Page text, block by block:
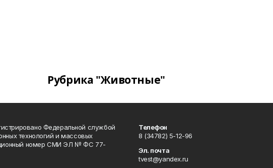
Рубрика "Животные"
Федеральной службой
технологий и массовых
номер СМИ ЭЛ № ФС 77-
Телефон
8 (34782) 5-12-96
Эл. почта
tvest@yandex.ru